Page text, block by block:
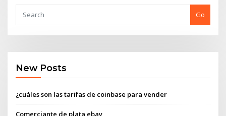
Go
New Posts
¿cuáles son las tarifas de coinbase para vender
Comerciante de plata ebay